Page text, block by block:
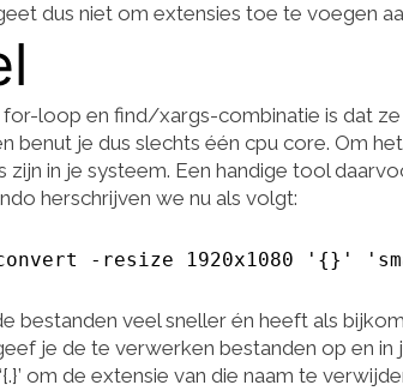
dus niet om extensies toe te voegen
for-loop en find/xargs-combinatie is dat
benut je dus slechts één cpu core. Om
zijn in je systeem. Een handige tool
herschrijven we nu als volgt:
-resize 1920x1080 '{}'
bestanden veel sneller én heeft als
je de te verwerken bestanden op en in
om de extensie van die naam te